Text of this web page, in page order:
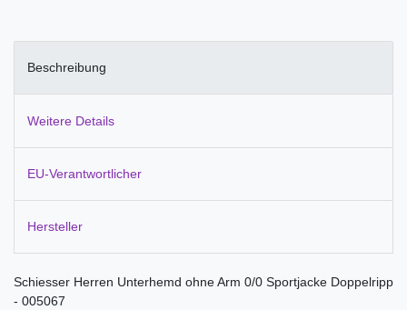
Beschreibung
Weitere Details
EU-Verantwortlicher
Hersteller
Schiesser Herren Unterhemd ohne Arm 0/0 Sportjacke Doppelripp
- 005067